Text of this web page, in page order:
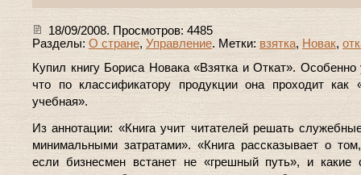
18/09/2008. Просмотров: 4485
Разделы: О стране, Управление. Метки: взятка, Новак,
Купил книгу Бориса Новака «Взятка и Откат». Особенно
что по классификатору продукции она проходит как
учебная».
Из аннотации: «Книга учит читателей решать
минимальными затратами». «Книга рассказывает о
если бизнесмен встанет не «грешный путь», и какие